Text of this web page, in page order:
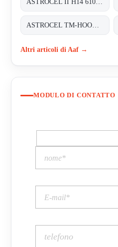
Altri articoli di Aaf →
MODULO DI CONTATTO